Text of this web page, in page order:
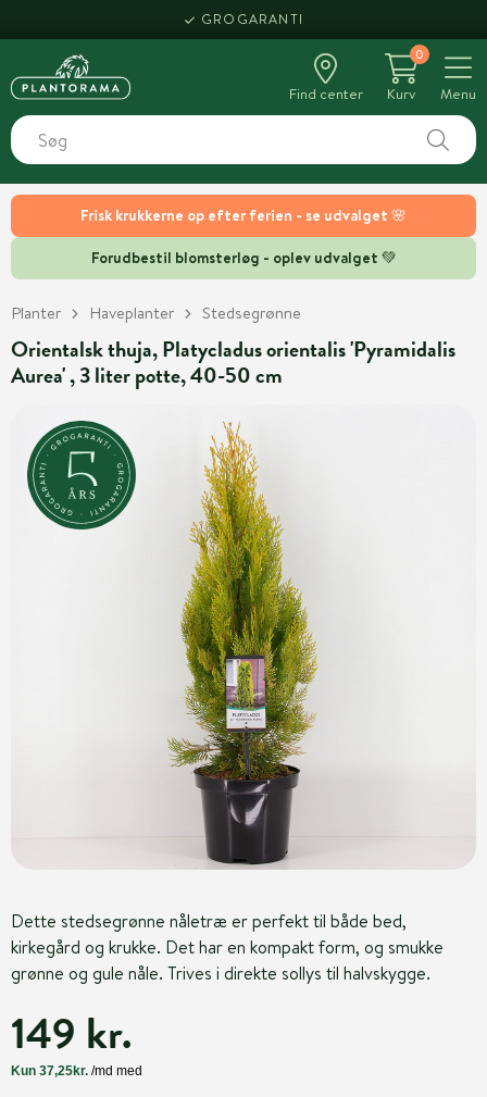
Frisk krukkerne op efter ferien - se udvalget 🌸
Forudbestil blomsterløg - oplev udvalget 💚
GROGARANTI
Find center
0
Kurv
Menu
Planter Haveplanter Stedsegrønne
Orientalsk thuja, Platycladus orientalis 'Pyramidalis
Aurea' , 3 liter potte, 40-50 cm
Dette stedsegrønne nåletræ er perfekt til både bed,
kirkegård og krukke. Det har en kompakt form, og smukke
grønne og gule nåle. Trives i direkte sollys til halvskygge.
149 kr.